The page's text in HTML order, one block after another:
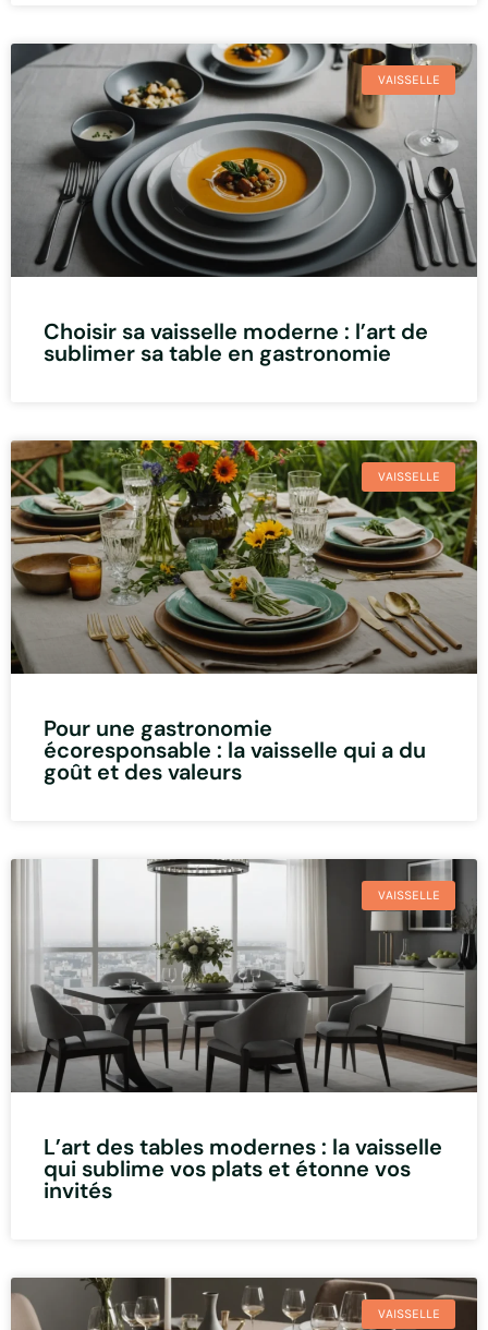
VAISSELLE
Choisir sa vaisselle moderne : l’art de
sublimer sa table en gastronomie
VAISSELLE
Pour une gastronomie
écoresponsable : la vaisselle qui a du
goût et des valeurs
VAISSELLE
L’art des tables modernes : la vaisselle
qui sublime vos plats et étonne vos
invités
VAISSELLE